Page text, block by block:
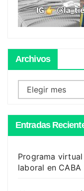
Archivos
Archivos
Entradas
Programa
laboral en CABA